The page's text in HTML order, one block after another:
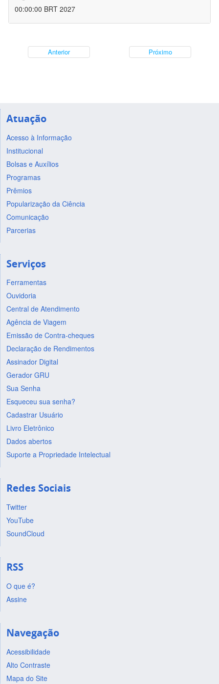
00:00:00 BRT 2027
Anterior Próximo
Atuação
Acesso à Informação
Institucional
Bolsas e Auxílios
Programas
Prêmios
Popularização da Ciência
Comunicação
Parcerias
Serviços
Ferramentas
Ouvidoria
Central de Atendimento
Agência de Viagem
Emissão de Contra-cheques
Declaração de Rendimentos
Assinador Digital
Gerador GRU
Sua Senha
Esqueceu sua senha?
Cadastrar Usuário
Livro Eletrônico
Dados abertos
Suporte a Propriedade Intelectual
Redes Sociais
Twitter
YouTube
SoundCloud
RSS
O que é?
Assine
Navegação
Acessibilidade
Alto Contraste
Mapa do Site